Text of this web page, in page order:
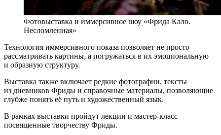
Фотовыставка и иммерсивное шоу «Фрида Кало.
Несломленная»
Технология иммерсивного показа позволяет не просто
рассматривать картины, а погружаться в их эмоциональную
и образную структуру.
Выставка также включает редкие фотографии, тексты
из дневников Фриды и справочные материалы, позволяющие
глубже понять её путь и художественный язык.
В рамках выставки пройдут лекции и мастер-класс
посвященные творчеству Фриды.